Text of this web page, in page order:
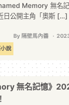
Memory 無名記
日公開主角「奧斯 […]
By 隔壁馬內醬
說
無名記憶》